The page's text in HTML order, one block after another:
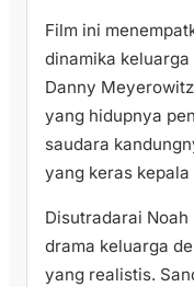
Film ini
dinamika keluarga
Danny
yang hidupnya
saudara
yang keras kepala
Disutradarai
drama keluarga
yang realistis.